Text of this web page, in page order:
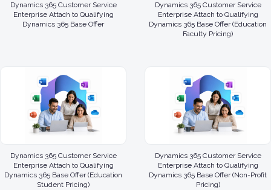
Dynamics 365 Customer Service
Enterprise Attach to Qualifying
Dynamics 365 Base Offer
Dynamics 365 Customer Service
Enterprise Attach to Qualifying
Dynamics 365 Base Offer (Education
Faculty Pricing)
Dynamics 365 Customer Service
Enterprise Attach to Qualifying
Dynamics 365 Base Offer (Education
Student Pricing)
Dynamics 365 Customer Service
Enterprise Attach to Qualifying
Dynamics 365 Base Offer (Non-Profit
Pricing)